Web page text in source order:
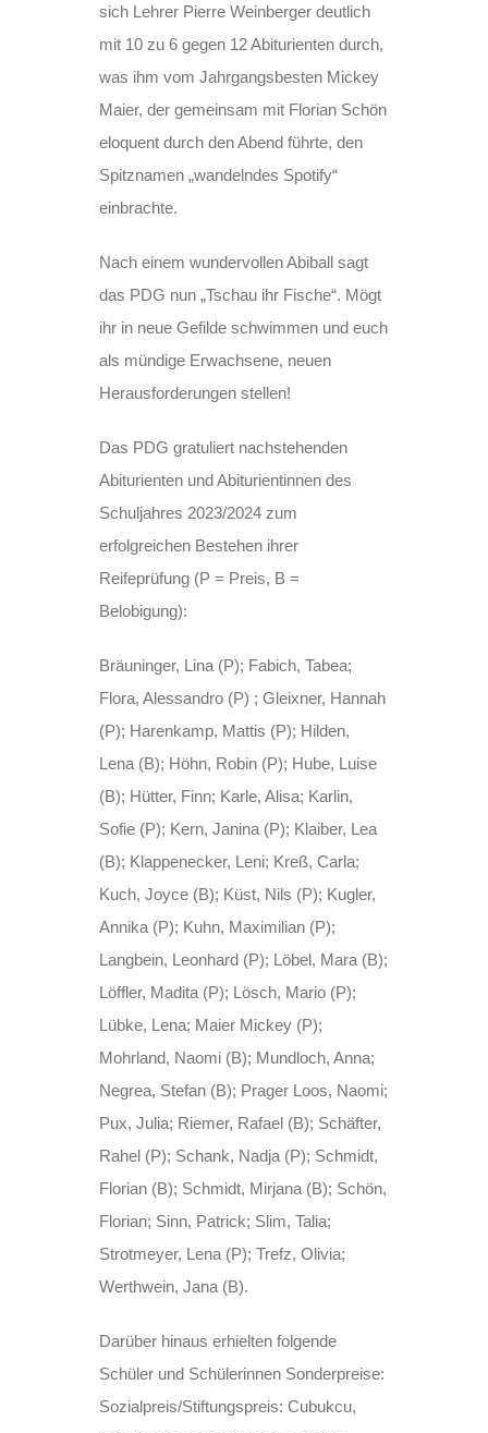
sich Lehrer Pierre Weinberger deutlich
mit 10 zu 6 gegen 12 Abiturienten durch,
was ihm vom Jahrgangsbesten Mickey
Maier, der gemeinsam mit Florian Schön
eloquent durch den Abend führte, den
Spitznamen „wandelndes Spotify“
einbrachte.
Nach einem wundervollen Abiball sagt
das PDG nun „Tschau ihr Fische“. Mögt
ihr in neue Gefilde schwimmen und euch
als mündige Erwachsene, neuen
Herausforderungen stellen!
Das PDG gratuliert nachstehenden
Abiturienten und Abiturientinnen des
Schuljahres 2023/2024 zum
erfolgreichen Bestehen ihrer
Reifeprüfung (P = Preis, B =
Belobigung):
Bräuninger, Lina (P); Fabich, Tabea;
Flora, Alessandro (P) ; Gleixner, Hannah
(P); Harenkamp, Mattis (P); Hilden,
Lena (B); Höhn, Robin (P); Hube, Luise
(B); Hütter, Finn; Karle, Alisa; Karlin,
Sofie (P); Kern, Janina (P); Klaiber, Lea
(B); Klappenecker, Leni; Kreß, Carla;
Kuch, Joyce (B); Küst, Nils (P); Kugler,
Annika (P); Kuhn, Maximilian (P);
Langbein, Leonhard (P); Löbel, Mara (B);
Löffler, Madita (P); Lösch, Mario (P);
Lübke, Lena; Maier Mickey (P);
Mohrland, Naomi (B); Mundloch, Anna;
Negrea, Stefan (B); Prager Loos, Naomi;
Pux, Julia; Riemer, Rafael (B); Schäfter,
Rahel (P); Schank, Nadja (P); Schmidt,
Florian (B); Schmidt, Mirjana (B); Schön,
Florian; Sinn, Patrick; Slim, Talia;
Strotmeyer, Lena (P); Trefz, Olivia;
Werthwein, Jana (B).
Darüber hinaus erhielten folgende
Schüler und Schülerinnen Sonderpreise:
Sozialpreis/Stiftungspreis: Cubukcu,